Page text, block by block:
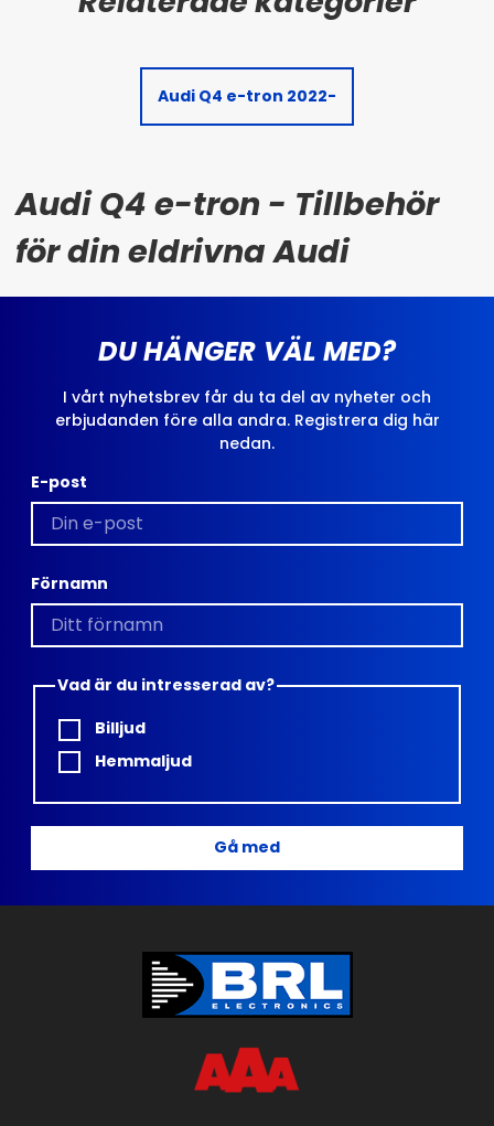
Audi Q4 e-tron 2022-
Audi Q4 e-tron - Tillbehör
för din eldrivna Audi
DU HÄNGER VÄL MED?
I vårt nyhetsbrev får du ta del av nyheter och
erbjudanden före alla andra. Registrera dig här
nedan.
E-post
Förnamn
Vad är du intresserad av?
Billjud
Hemmaljud
Gå med